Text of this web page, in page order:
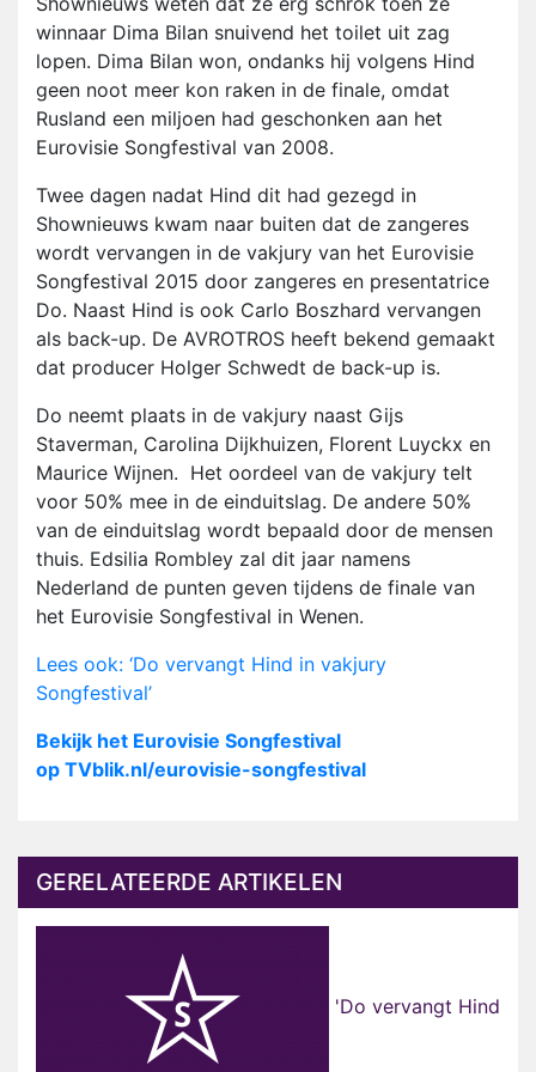
winnaar Dima Bilan snuivend het toilet uit zag
lopen. Dima Bilan won, ondanks hij volgens Hind
geen noot meer kon raken in de finale, omdat
Rusland een miljoen had geschonken aan het
Eurovisie Songfestival van 2008.
Twee dagen nadat Hind dit had gezegd in
Shownieuws kwam naar buiten dat de zangeres
wordt vervangen in de vakjury van het Eurovisie
Songfestival 2015 door zangeres en presentatrice
Do. Naast Hind is ook Carlo Boszhard vervangen
als back-up. De AVROTROS heeft bekend gemaakt
dat producer Holger Schwedt de back-up is.
Do neemt plaats in de vakjury naast Gijs
Staverman, Carolina Dijkhuizen, Florent Luyckx en
Maurice Wijnen. Het oordeel van de vakjury telt
voor 50% mee in de einduitslag. De andere 50%
van de einduitslag wordt bepaald door de mensen
thuis. Edsilia Rombley zal dit jaar namens
Nederland de punten geven tijdens de finale van
het Eurovisie Songfestival in Wenen.
Lees ook: ‘Do vervangt Hind in vakjury
Songfestival’
Bekijk het Eurovisie Songfestival
op TVblik.nl/eurovisie-songfestival
GERELATEERDE ARTIKELEN
'Do vervangt Hind